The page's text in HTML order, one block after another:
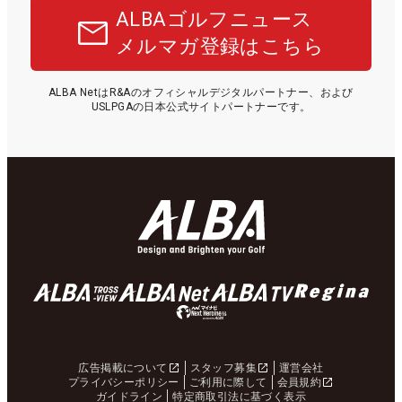
ALBAゴルフニュース
メルマガ登録はこちら
ALBA NetはR&Aのオフィシャルデジタルパートナー、および
USLPGAの日本公式サイトパートナーです。
広告掲載について スタッフ募集
運営会社
プライバシーポリシー
ご利用に際して
会員規約
ガイドライン
特定商取引法に基づく表示